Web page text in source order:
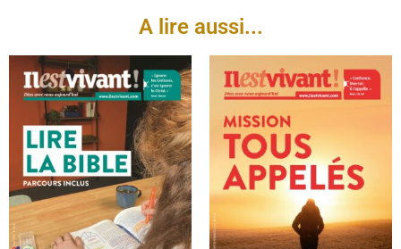
A lire aussi...